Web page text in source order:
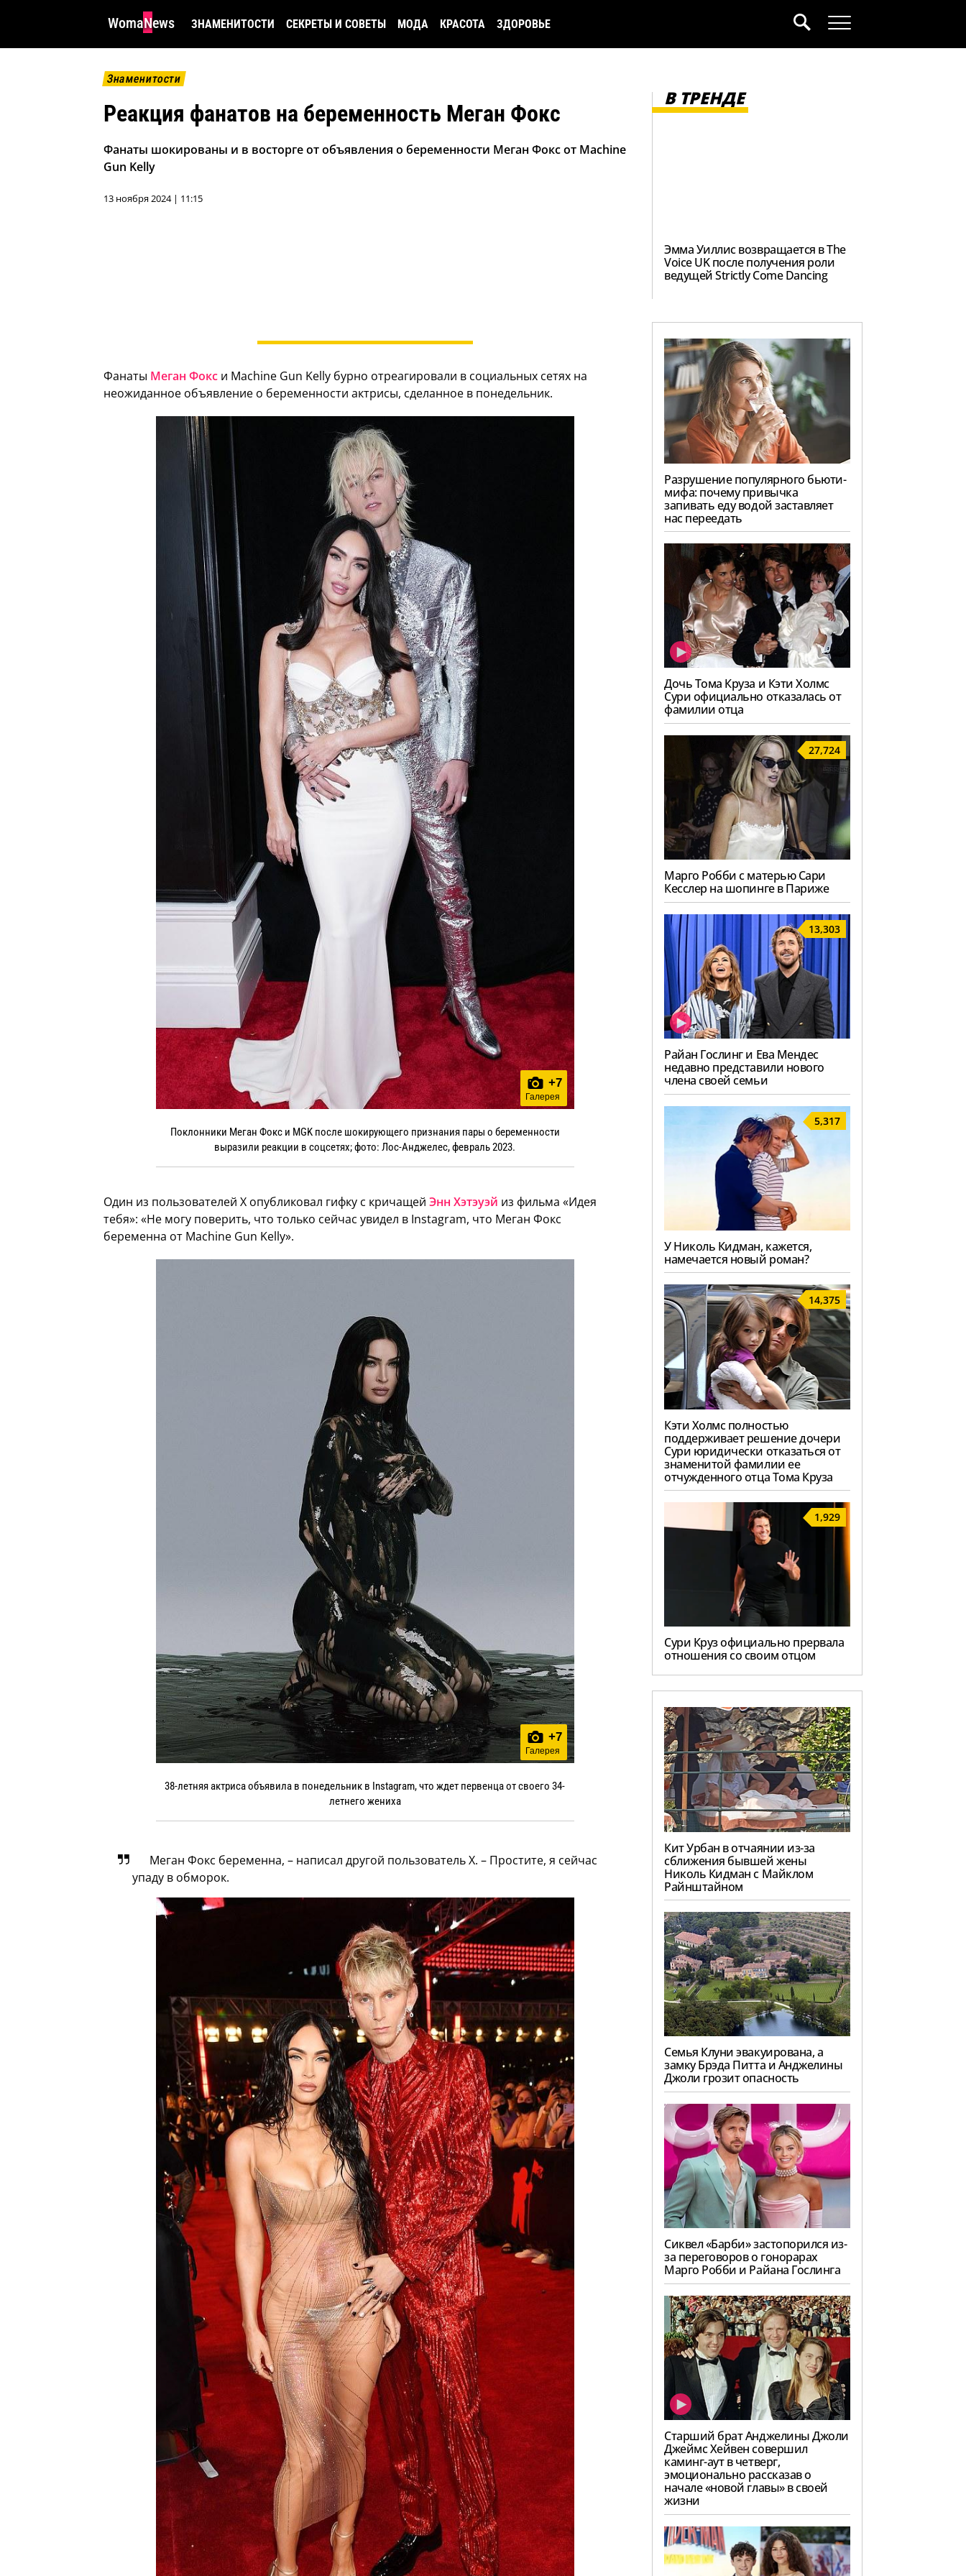
WomaNews ЗНАМЕНИТОСТИ СЕКРЕТЫ И СОВЕТЫ МОДА КРАСОТА ЗДОРОВЬЕ
Знаменитости
Реакция фанатов на беременность Меган Фокс
Фанаты шокированы и в восторге от объявления о беременности Меган Фокс от Machine
Gun Kelly
13 ноября 2024 | 11:15
Фанаты Меган Фокс и Machine Gun Kelly бурно отреагировали в социальных сетях на
неожиданное объявление о беременности актрисы, сделанное в понедельник.
+7
Галерея
Поклонники Меган Фокс и MGK после шокирующего признания пары о беременности
выразили реакции в соцсетях; фото: Лос-Анджелес, февраль 2023.
Один из пользователей X опубликовал гифку с кричащей Энн Хэтэуэй из фильма «Идея
тебя»: «Не могу поверить, что только сейчас увидел в Instagram, что Меган Фокс
беременна от Machine Gun Kelly».
+7
Галерея
38-летняя актриса объявила в понедельник в Instagram, что ждет первенца от своего 34-
летнего жениха
Меган Фокс беременна, – написал другой пользователь X. – Простите, я сейчас
упаду в обморок.
В ТРЕНДЕ
Эмма Уиллис возвращается в The
Voice UK после получения роли
ведущей Strictly Come Dancing
Разрушение популярного бьюти-
мифа: почему привычка
запивать еду водой заставляет
нас переедать
Дочь Тома Круза и Кэти Холмс
Сури официально отказалась от
фамилии отца
27,724
Марго Робби с матерью Сари
Кесслер на шопинге в Париже
13,303
Райан Гослинг и Ева Мендес
недавно представили нового
члена своей семьи
5,317
У Николь Кидман, кажется,
намечается новый роман?
14,375
Кэти Холмс полностью
поддерживает решение дочери
Сури юридически отказаться от
знаменитой фамилии ее
отчужденного отца Тома Круза
1,929
Сури Круз официально прервала
отношения со своим отцом
Кит Урбан в отчаянии из-за
сближения бывшей жены
Николь Кидман с Майклом
Райнштайном
Семья Клуни эвакуирована, а
замку Брэда Питта и Анджелины
Джоли грозит опасность
Сиквел «Барби» застопорился из-
за переговоров о гонорарах
Марго Робби и Райана Гослинга
Старший брат Анджелины Джоли
Джеймс Хейвен совершил
каминг-аут в четверг,
эмоционально рассказав о
начале «новой главы» в своей
жизни